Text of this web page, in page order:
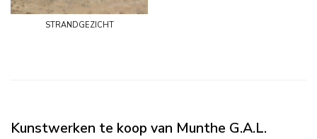
strandgezicht
Kunstwerken te koop van Munthe G.A.L.